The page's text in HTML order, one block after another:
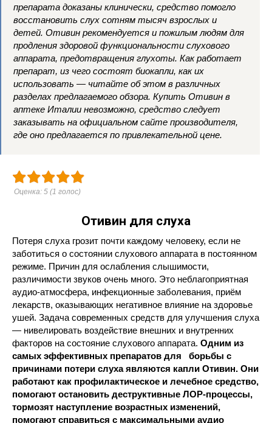
препарата доказаны клинически, средство помогло
восстановить слух сотням тысяч взрослых и
детей. Отивин рекомендуется и пожилым людям для
продления здоровой функциональности слухового
аппарата, предотвращения глухоты. Как работает
препарат, из чего состоят биокапли, как их
использовать — читайте об этом в различных
разделах предлагаемого обзора. Купить Отивин в
аптеке Италии невозможно, средство следует
заказывать на официальном сайте производителя,
где оно предлагается по привлекательной цене.
Оценка: 5 (1 голос)
Отивин для слуха
Потеря слуха грозит почти каждому человеку, если не
заботиться о состоянии слухового аппарата в постоянном
режиме. Причин для ослабления слышимости,
различимости звуков очень много. Это неблагоприятная
аудио-атмосфера, инфекционные заболевания, приём
лекарств, оказывающих негативное влияние на здоровье
ушей. Задача современных средств для улучшения слуха
— нивелировать воздействие внешних и внутренних
факторов на состояние слухового аппарата. Одним из
самых эффективных препаратов для борьбы с
причинами потери слуха являются капли Отивин. Они
работают как профилактическое и лечебное средство,
помогают остановить деструктивные ЛОР-процессы,
тормозят наступление возрастных изменений,
помогают справиться с максимальными аудио